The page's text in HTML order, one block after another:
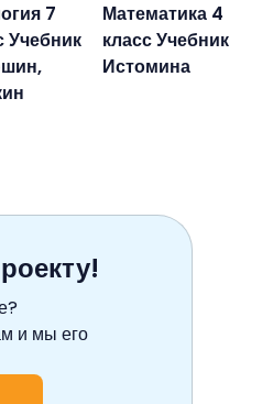
7
Учебник
Математика 4
класс Учебник
Истомина
и мы его